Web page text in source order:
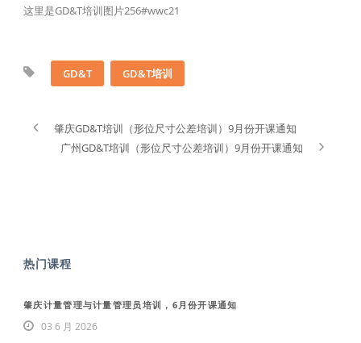
这里是GD&T培训图片256#wwc21
GD&T GD&T培训
肇庆GD&T培训（形位尺寸公差培训）9月份开课通知
广州GD&T培训（形位尺寸公差培训）9月份开课通知
热门课程
肇庆计量管理与计量管理员培训，6月份开课通知
03 6 月 2026